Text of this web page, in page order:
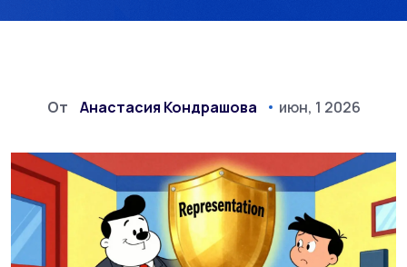
От Анастасия Кондрашова июн, 1 2026